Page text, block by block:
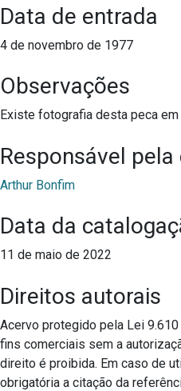
Data de entrada
4 de novembro de 1977
Observações
Existe fotografia desta peca
Responsável
Arthur Bonfim
Data da
11 de maio de 2022
Direitos autorais
Acervo protegido pela Lei
fins comerciais sem a
direito é proibida. Em caso de
obrigatória a citação da